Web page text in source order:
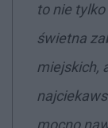
to nie
świetna
miejskich,
mocno